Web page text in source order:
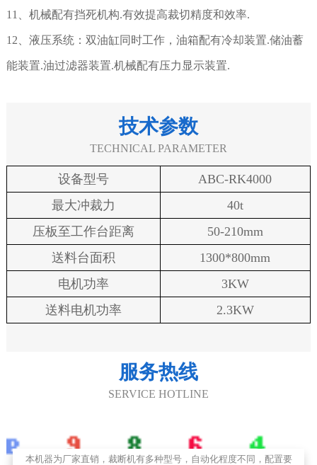
11、机械配有挡死机构.有效提高裁切精度和效率.
12、液压系统：双油缸同时工作，油箱配有冷却装置.储油蓄
能装置.油过滤器装置.机械配有压力显示装置.
技术参数
TECHNICAL PARAMETER
设备型号
ABC-RK4000
最大冲裁力
40t
压板至工作台距离
50-210mm
送料台面积
1300*800mm
电机功率
3KW
送料电机功率
2.3KW
服务热线
SERVICE HOTLINE
本机器为厂家直销，裁断机有多种型号，自动化程度不同，配置要